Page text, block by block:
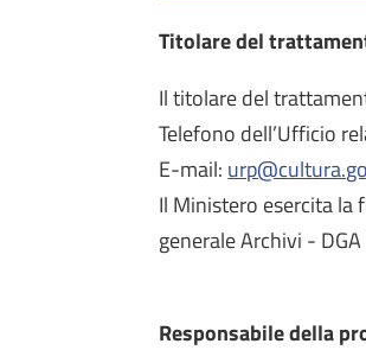
Titolare del
Il titolare del
Telefono dell’Ufficio
E-mail:
Il Ministero esercita
generale Archivi -
Responsabile della